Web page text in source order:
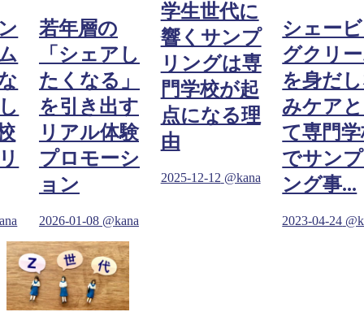
若年層の
「シェアし
たくなる」
を引き出す
リアル体験
プロモーシ
ョン
2026-01-08 @kana
学生世代に
響くサンプ
リングは専
門学校が起
点になる理
由
2025-12-12 @kana
シェー
グクリ
を身だ
みケア
て専門
でサン
ング事...
2023-04-24